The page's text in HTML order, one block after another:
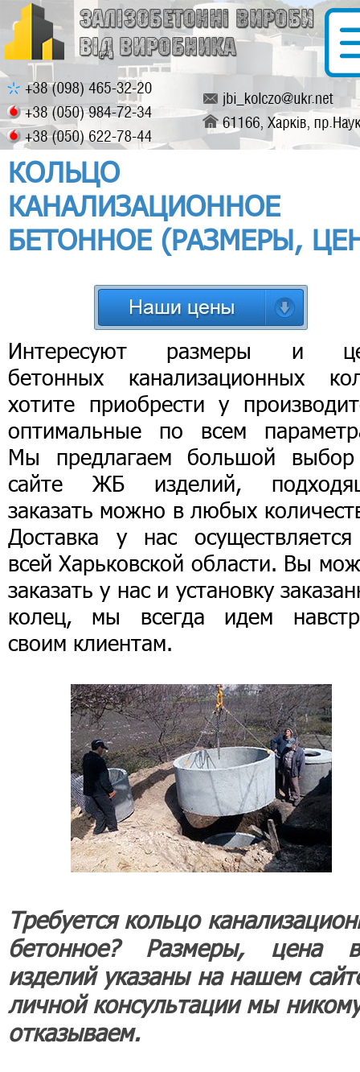
КОЛЬЦО
КАНАЛИЗАЦИОННОЕ
БЕТОННОЕ (РАЗМЕРЫ,
Интересуют размеры и
бетонных канализационных
хотите приобрести у
оптимальные по всем
Мы предлагаем большой
сайте ЖБ изделий,
заказать можно в любых
Доставка у нас
всей Харьковской области. Вы
заказать у нас и установку
колец, мы всегда идем
своим клиентам.
Требуется кольцо
бетонное? Размеры, цена
изделий указаны на нашем
личной консультации мы
отказываем.